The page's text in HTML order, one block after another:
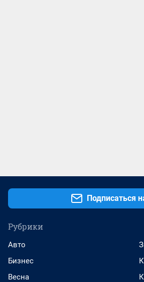
Подписаться
Рубрики
Авто
Бизнес
Весна